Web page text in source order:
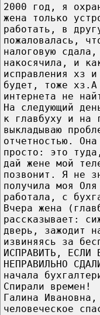
2000 год, я
жена только
работать, в
пожаловалась,
налоговую
накосячила, и
исправления хз
будет, тоже
интернета не
На следующий
к главбуху и на
выкладываю
отчетностью.
просто: это
дай жене мой
позвонит. Я не
получила моя
работала, с
Вчера жена
рассказывает:
дверь, зажодит
извиняясь за
ИСПРАВИТЬ, ЕСЛИ
НЕПРАВИЛЬНО
начала
Спирали времен!
Галина
человеческое